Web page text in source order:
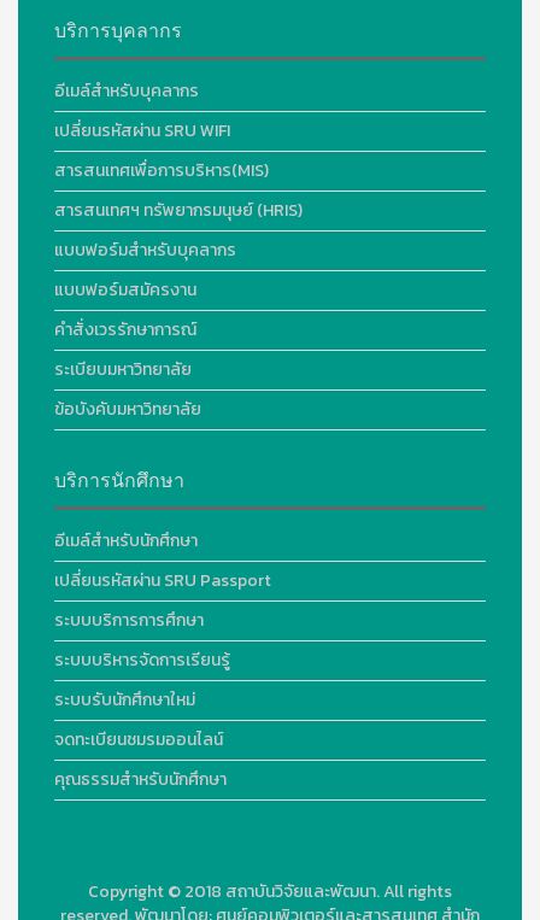
บริการบุคลากร
อีเมล์สำหรับบุคลากร
เปลี่ยนรหัสผ่าน SRU WIFI
สารสนเทศเพื่อการบริหาร(MIS)
สารสนเทศฯ ทรัพยากรมนุษย์ (HRIS)
แบบฟอร์มสำหรับบุคลากร
แบบฟอร์มสมัครงาน
คำสั่งเวรรักษาการณ์
ระเบียบมหาวิทยาลัย
ข้อบังคับมหาวิทยาลัย
บริการนักศึกษา
อีเมล์สำหรับนักศึกษา
เปลี่ยนรหัสผ่าน SRU Passport
ระบบบริการการศึกษา
ระบบบริหารจัดการเรียนรู้
ระบบรับนักศึกษาใหม่
จดทะเบียนชมรมออนไลน์
คุณธรรมสำหรับนักศึกษา
Copyright © 2018 สถาบันวิจัยและพัฒนา. All rights